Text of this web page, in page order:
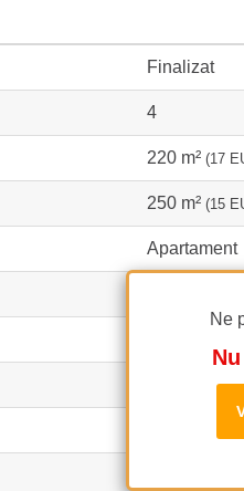
Ne
Finalizat
4
220 m² (17
250 m² (15
Apartament